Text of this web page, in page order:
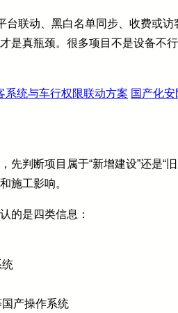
台联动、黑白名单同步、收费或
是真瓶颈。很多项目不是设备不
系统与车行权限联动方案 国产化
判断项目属于“新增建设”还是“
施工影响。
的是四类信息：
统
产操作系统